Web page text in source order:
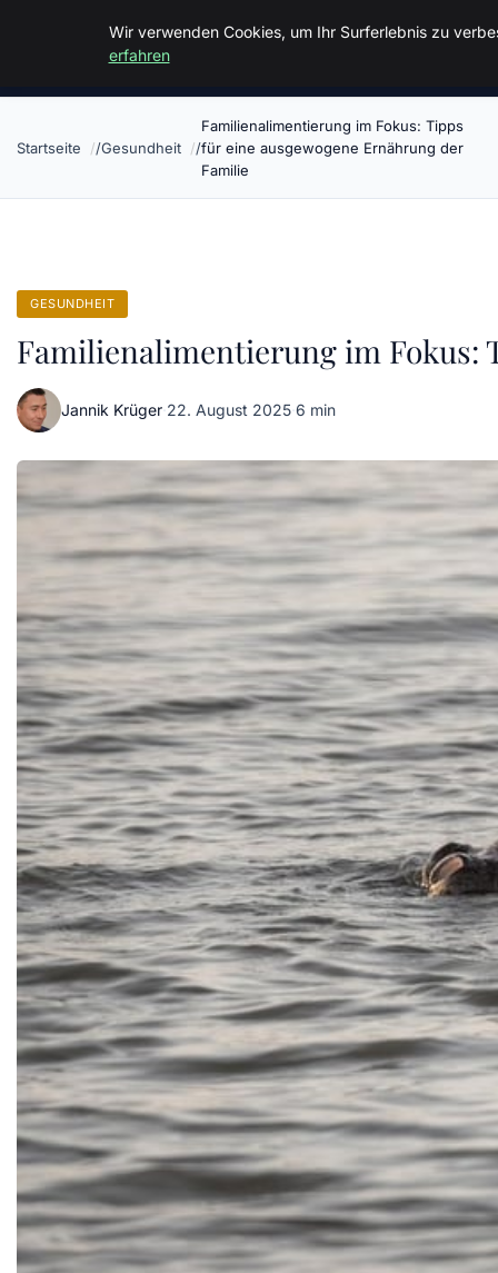
Malzminden
Startseite Gesundheit
Familienalimentierung im Fokus: Tipps
für eine ausgewogene Ernährung der
Familie
GESUNDHEIT
Familienalimentierung im Fokus:
Jannik Krüger·22. August 2025·6 min
Wir verwenden Cookies, um Ihr Surferlebnis zu
erfahren